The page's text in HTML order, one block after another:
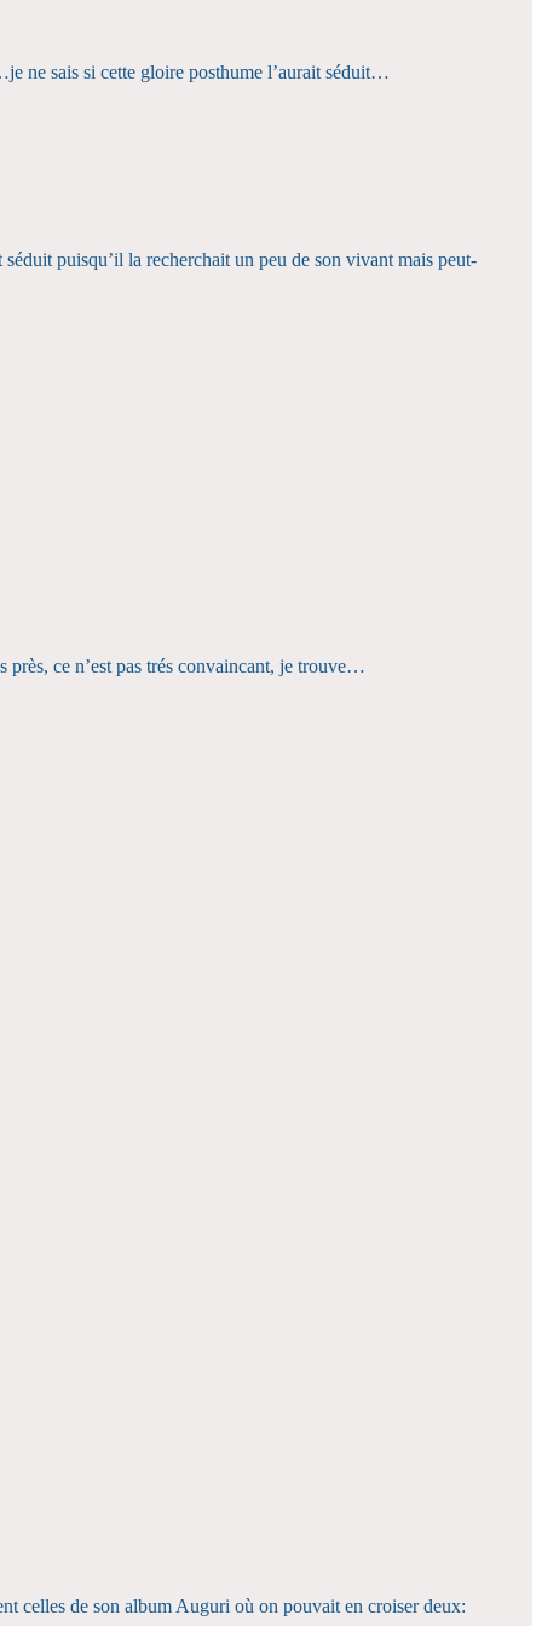
ne sais si cette gloire posthume l’aurait séduit…
puisqu’il la recherchait un peu de son vivant mais peut-
près, ce n’est pas trés convaincant, je trouve…
celles de son album Auguri où on pouvait en croiser deux: